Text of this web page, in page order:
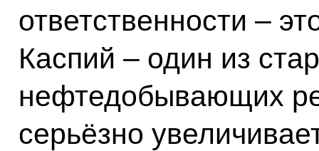
ответственности –
Каспий – один из
нефтедобывающих
серьёзно